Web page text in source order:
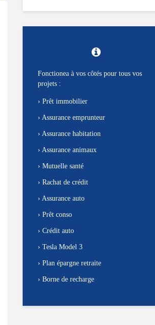
Fonctionea à vos côtés pour tous vos
projets :
› Prêt immobilier
› Assurance emprunteur
› Assurance habitation
› Assurance animaux
› Mutuelle santé
› Rachat de crédit
› Assurance auto
› Prêt conso
› Crédit auto
› Tesla Model 3
› Plan épargne retraite
› Borne de recharge